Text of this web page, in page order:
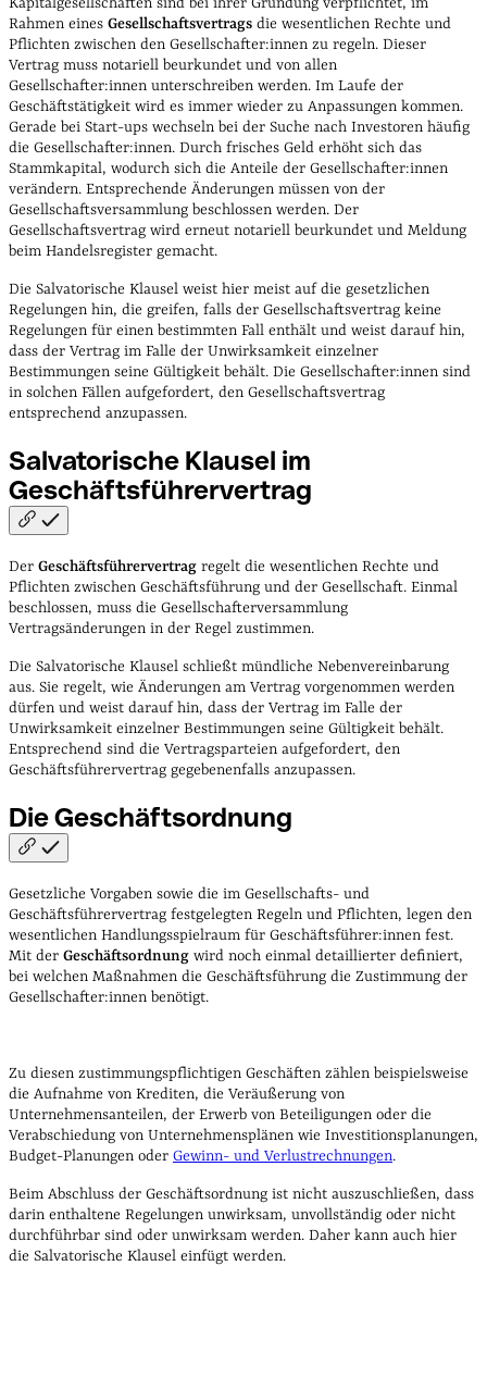
Kapitalgesellschaften sind bei ihrer Gründung verpflichtet, im
Rahmen eines Gesellschaftsvertrags die wesentlichen Rechte und
Pflichten zwischen den Gesellschafter:innen zu regeln. Dieser
Vertrag muss notariell beurkundet und von allen
Gesellschafter:innen unterschreiben werden. Im Laufe der
Geschäftstätigkeit wird es immer wieder zu Anpassungen kommen.
Gerade bei Start-ups wechseln bei der Suche nach Investoren häufig
die Gesellschafter:innen. Durch frisches Geld erhöht sich das
Stammkapital, wodurch sich die Anteile der Gesellschafter:innen
verändern. Entsprechende Änderungen müssen von der
Gesellschaftsversammlung beschlossen werden. Der
Gesellschaftsvertrag wird erneut notariell beurkundet und Meldung
beim Handelsregister gemacht.
Die Salvatorische Klausel weist hier meist auf die gesetzlichen
Regelungen hin, die greifen, falls der Gesellschaftsvertrag keine
Regelungen für einen bestimmten Fall enthält und weist darauf hin,
dass der Vertrag im Falle der Unwirksamkeit einzelner
Bestimmungen seine Gültigkeit behält. Die Gesellschafter:innen sind
in solchen Fällen aufgefordert, den Gesellschaftsvertrag
entsprechend anzupassen.
Salvatorische Klausel im
Geschäftsführervertrag
Der Geschäftsführervertrag regelt die wesentlichen Rechte und
Pflichten zwischen Geschäftsführung und der Gesellschaft. Einmal
beschlossen, muss die Gesellschafterversammlung
Vertragsänderungen in der Regel zustimmen.
Die Salvatorische Klausel schließt mündliche Nebenvereinbarung
aus. Sie regelt, wie Änderungen am Vertrag vorgenommen werden
dürfen und weist darauf hin, dass der Vertrag im Falle der
Unwirksamkeit einzelner Bestimmungen seine Gültigkeit behält.
Entsprechend sind die Vertragsparteien aufgefordert, den
Geschäftsführervertrag gegebenenfalls anzupassen.
DieGeschäftsordnung
Gesetzliche Vorgaben sowie die im Gesellschafts- und
Geschäftsführervertrag festgelegten Regeln und Pflichten, legen den
wesentlichen Handlungsspielraum für Geschäftsführer:innen fest.
Mit der Geschäftsordnung wird noch einmal detaillierter definiert,
bei welchen Maßnahmen die Geschäftsführung die Zustimmung der
Gesellschafter:innen benötigt.
Zu diesen zustimmungspflichtigen Geschäften zählen beispielsweise
die Aufnahme von Krediten, die Veräußerung von
Unternehmensanteilen, der Erwerb von Beteiligungen oder die
Verabschiedung von Unternehmensplänen wie Investitionsplanungen,
Budget-Planungen oder Gewinn- und Verlustrechnungen.
Beim Abschluss der Geschäftsordnung ist nicht auszuschließen, dass
darin enthaltene Regelungen unwirksam, unvollständig oder nicht
durchführbar sind oder unwirksam werden. Daher kann auch hier
die Salvatorische Klausel einfügt werden.